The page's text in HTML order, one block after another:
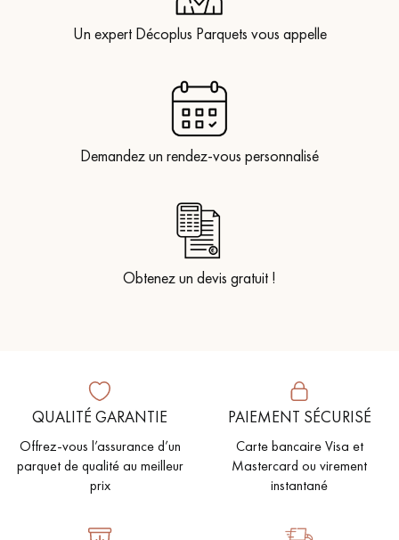
Un expert Décoplus Parquets vous appelle
Demandez un rendez-vous personnalisé
Obtenez un devis gratuit !
QUALITÉ GARANTIE
Offrez-vous l’assurance d’un
parquet de qualité au meilleur
prix
PAIEMENT SÉCURISÉ
Carte bancaire Visa et
Mastercard ou virement
instantané